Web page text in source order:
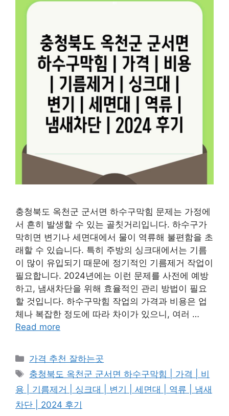
충청북도 옥천군 군서면 하수구막힘 문제는 가정에
서 흔히 발생할 수 있는 골칫거리입니다. 하수구가
막히면 변기나 세면대에서 물이 역류해 불편함을 초
래할 수 있습니다. 특히 주방의 싱크대에서는 기름
이 많이 유입되기 때문에 정기적인 기름제거 작업이
필요합니다. 2024년에는 이런 문제를 사전에 예방
하고, 냄새차단을 위해 효율적인 관리 방법이 필요
할 것입니다. 하수구막힘 작업의 가격과 비용은 업
체나 복잡한 정도에 따라 차이가 있으니, 여러 …
Read more
카
테
리
가격 추천 잘하는곳
태
그
충청북도 옥천군 군서면 하수구막힘 | 가격 | 비
용 | 기름제거 | 싱크대 | 변기 | 세면대 | 역류 | 냄새
차단 | 2024 후기